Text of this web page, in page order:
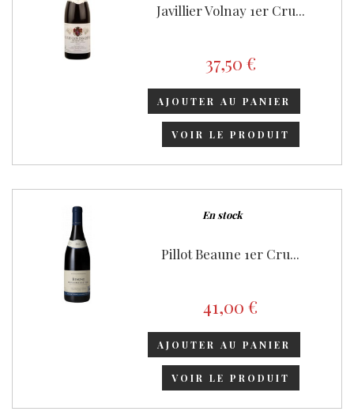
Javillier Volnay 1er Cru...
37,50 €
AJOUTER AU PANIER
VOIR LE PRODUIT
En stock
Pillot Beaune 1er Cru...
41,00 €
AJOUTER AU PANIER
VOIR LE PRODUIT